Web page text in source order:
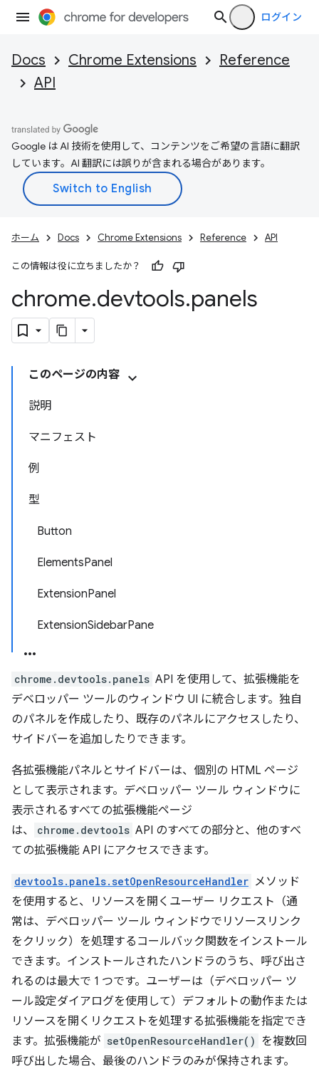
ログイン
Docs Chrome Extensions
Reference
API
Google は AI 技術を使用して、コンテンツをご希望の言語に翻訳
しています。AI 翻訳には誤りが含まれる場合があります。
ホーム Docs Chrome Extensions Reference API
この情報は役に立ちましたか？
chrome.devtools.panels
このページの内容
説明
マニフェスト
例
型
Button
ElementsPanel
ExtensionPanel
ExtensionSidebarPane
chrome.devtools.panels API を使用して、拡張機能を
デベロッパー ツールのウィンドウ UI に統合します。独自
のパネルを作成したり、既存のパネルにアクセスしたり、
サイドバーを追加したりできます。
各拡張機能パネルとサイドバーは、個別の HTML ページ
として表示されます。デベロッパー ツール ウィンドウに
表示されるすべての拡張機能ページ
は、
chrome.devtools API のすべての部分と、他のすべ
ての拡張機能 API にアクセスできます。
devtools.panels.setOpenResourceHandler メソッド
を使用すると、リソースを開くユーザー リクエスト（通
常は、デベロッパー ツール ウィンドウでリソースリンク
をクリック）を処理するコールバック関数をインストール
できます。インストールされたハンドラのうち、呼び出さ
れるのは最大で 1 つです。ユーザーは（デベロッパー ツ
ール設定ダイアログを使用して）デフォルトの動作または
リソースを開くリクエストを処理する拡張機能を指定でき
ます。拡張機能が setOpenResourceHandler() を複数回
呼び出した場合、最後のハンドラのみが保持されます。